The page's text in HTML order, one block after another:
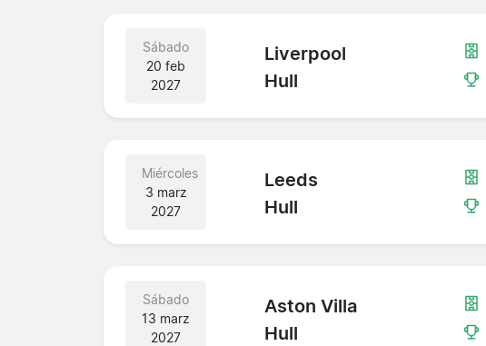
Sábado
20 feb
2027
Liverpool
Hull
Miércoles
3 marz
2027
Leeds
Hull
Sábado
13 marz
2027
Aston Villa
Hull